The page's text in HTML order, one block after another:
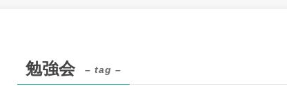
勉強会 – tag –